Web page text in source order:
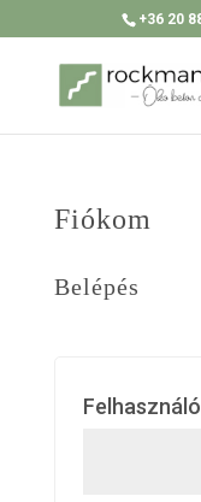
+36 20
Fiókom
Belépés